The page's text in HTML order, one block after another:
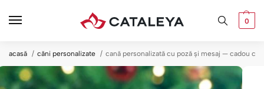
0
acasă căni personalizate cană personalizată cu poză și mesaj — cadou